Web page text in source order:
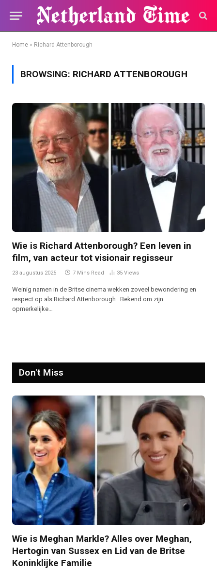
Home » Richard Attenborough
BROWSING: RICHARD ATTENBOROUGH
Wie is Richard Attenborough? Een leven in
film, van acteur tot visionair regisseur
23 augustus 2025 7 Mins Read 35 Views
Weinig namen in de Britse cinema wekken zoveel bewondering en
respect op als Richard Attenborough . Bekend om zijn
opmerkelijke…
Don't Miss
Wie is Meghan Markle? Alles over Meghan,
Hertogin van Sussex en Lid van de Britse
Koninklijke Familie